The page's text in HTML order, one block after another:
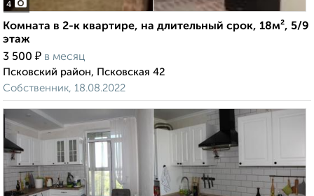
4
Комната в 2-к квартире, на длительный срок, 18м², 5/9
этаж
3 500 ₽ в месяц
Псковский район, Псковская 42
Собственник, 18.08.2022